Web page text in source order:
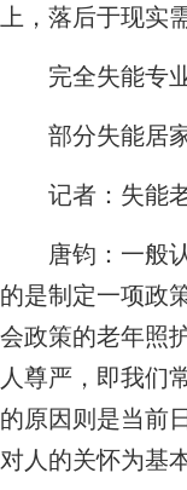
上，落后于现实
完全失能专
部分失能居
记者： 失能
唐钧： 一般
的是制定一项政
会政策的老年照
人尊严，即我们
的原因则是当前
对人的关怀为基